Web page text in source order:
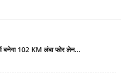
बनेगा 102 KM लंबा फोर लेन...